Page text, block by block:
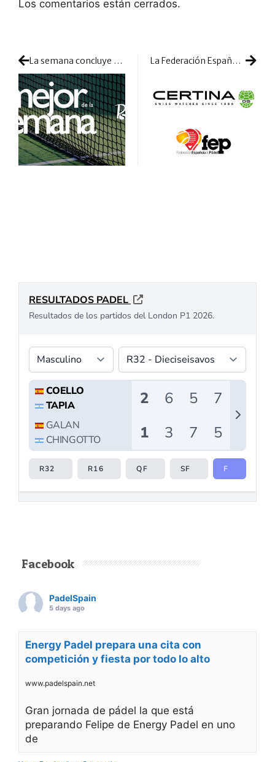
Los comentarios están cerrados.
La semana concluye muy cargada de titulares y te resumimos los más destacados La Federación Española acoge a un nuevo patrocinador, la firma suiza Certina
Facebook
PadelSpain
5 days ago
Energy Padel prepara una cita con
competición y fiesta por todo lo alto
www.padelspain.net
Gran jornada de pádel la que está
preparando Felipe de Energy Padel en uno
de